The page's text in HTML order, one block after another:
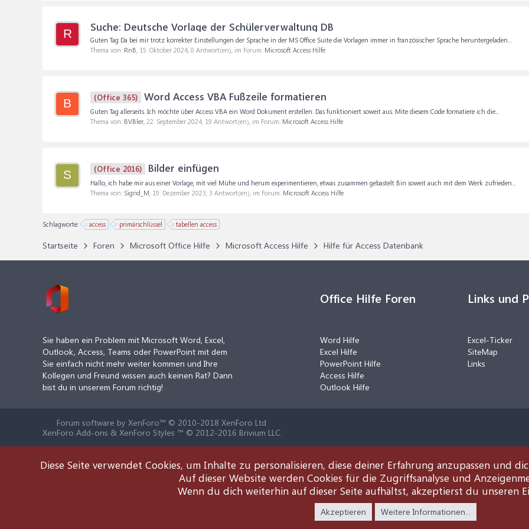
R Suche: Deutsche Vorlage der Schülerverwaltung DB
Guten Tag Da bei mir trotz korrekter Einstellungen der Sprache in der MS Office Suite die Vorlagen immer in französischer Sprache heruntergeladen...
Thema von: RnB, 15. Oktober 2024, 0 Antwort(en), im Forum: Microsoft Access Hilfe
B (Office 365) Word Access VBA Fußzeile formatieren
Guten Tag allerseits. Ich möchte über Access VBA ein Word Dokument erstellen. Das funktioniert soweit aus. Mite diesem Code formatiere ich die...
Thema von: BVBler, 22. September 2024, 19 Antwort(en), im Forum: Microsoft Access Hilfe
S (Office 2016) Bilder einfügen
Hallo, ich habe mir aus einer Vorlage, mit viel Mühe und herum experimentieren, etwas zusammen gebastelt Bin soweit auch mit dem Werk zufrieden...
Thema von: Sigrid_M, 19. Dezember 2023, 3 Antwort(en), im Forum: Microsoft Access Hilfe
Schlagworte: access primärschlüssel tabellen access
Startseite Foren Microsoft Office Hilfe Microsoft Access Hilfe Hilfe für Access Datenbank
Sie haben ein Problem mit Microsoft Word, Excel,
Outlook, Access, Teams oder PowerPoint mit dem
Sie einfach nicht mehr weiter kommen und Ihre
Kollegen und Freund wissen auch keinen Rat? Dann
bist du in unserem Forum richtig!
Office Hilfe Foren
Word Hilfe
Excel Hilfe
PowerPoint Hilfe
Access Hilfe
Outlook Hilfe
Links und
Excel-Ticker
SiteMap
Links
Forum software by XenForo™ © 2010-2018 XenForo Ltd.
XenForo Add-ons & XenForo Styles ™ © 2012-2016 Brivium LLC.
Diese Seite verwendet Cookies, um Inhalte zu personalisieren, diese deiner Erfahrung anzupassen und
Auf dieser Website werden Cookies für die Zugriffsanalyse und
Wenn du dich weiterhin auf dieser Seite aufhältst, akzeptierst du unseren
Akzeptieren Weitere Informationen...